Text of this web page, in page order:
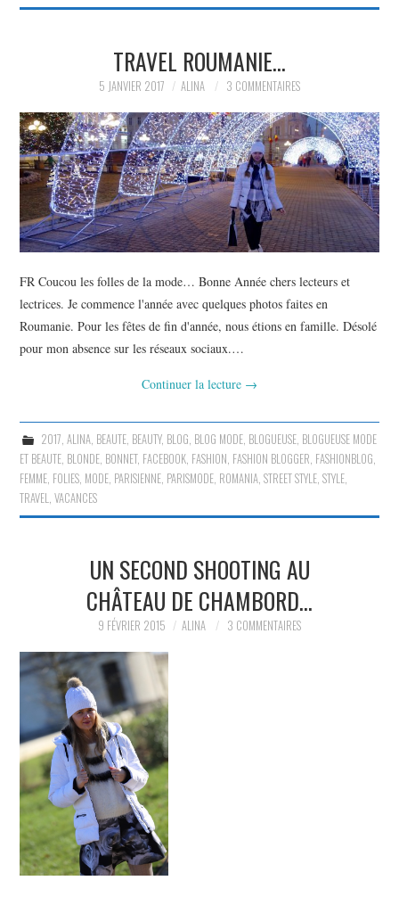
TRAVEL ROUMANIE…
5 JANVIER 2017 ALINA 3 COMMENTAIRES
FR Coucou les folles de la mode… Bonne Année chers lecteurs et
lectrices. Je commence l'année avec quelques photos faites en
Roumanie. Pour les fêtes de fin d'année, nous étions en famille. Désolé
pour mon absence sur les réseaux sociaux.…
Continuer la lecture →
2017, ALINA, BEAUTE, BEAUTY, BLOG, BLOG MODE, BLOGUEUSE, BLOGUEUSE MODE
ET BEAUTE, BLONDE, BONNET, FACEBOOK, FASHION, FASHION BLOGGER, FASHIONBLOG,
FEMME, FOLIES, MODE, PARISIENNE, PARISMODE, ROMANIA,STREET STYLE,STYLE,
TRAVEL,VACANCES
UN SECOND SHOOTING AU
CHÂTEAU DE CHAMBORD…
9 FÉVRIER 2015 ALINA 3 COMMENTAIRES